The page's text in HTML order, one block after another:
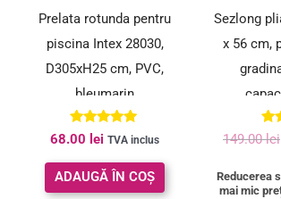
Prelata rotunda pentru
piscina Intex 28030,
D305xH25 cm, PVC,
bleumarin
Evaluat la
5.00
din 5
68.00 lei TVA inclus
ADAUGĂ ÎN COȘ
Sezlong
x 56 cm,
149.00lei
Reducerea
mai mic